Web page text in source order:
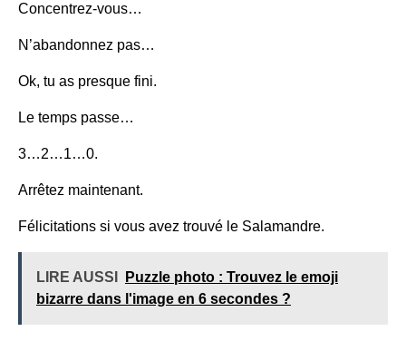
Concentrez-vous…
N’abandonnez pas…
Ok, tu as presque fini.
Le temps passe…
3…2…1…0.
Arrêtez maintenant.
Félicitations si vous avez trouvé le Salamandre.
LIRE AUSSI
Puzzle photo : Trouvez le emoji
bizarre dans l'image en 6 secondes ?